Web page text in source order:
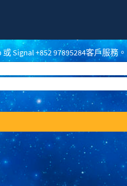
Signal +852 97895284客戶服務。